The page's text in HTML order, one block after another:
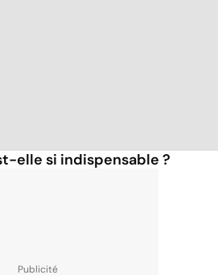
elle si indispensable ?